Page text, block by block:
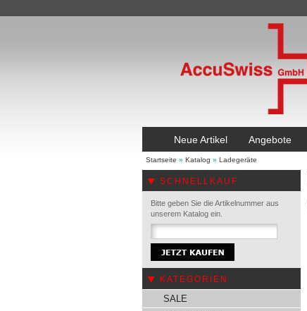
Neue Artikel Angebote
Startseite » Katalog » Ladegeräte
SCHNELLKAUF
Bitte geben Sie die Artikelnummer aus
unserem Katalog ein.
KATEGORIEN
SALE